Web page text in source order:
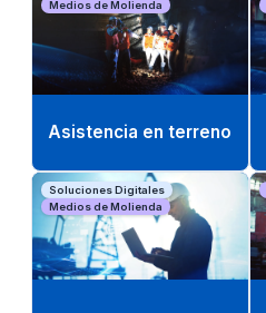
Medios de Molienda
Asistencia en terreno
Soluciones Digitales
Medios de Molienda